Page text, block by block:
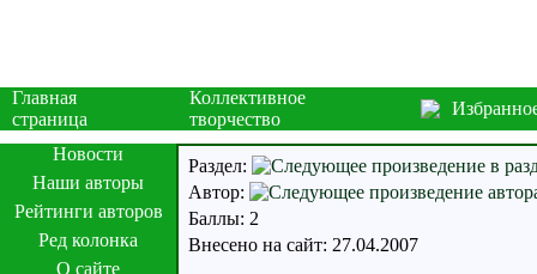
Главная
страница
Коллективное
творчество
Новости
Наши авторы
Рейтинги авторов
Ред колонка
О сайте
Раздел:
Автор:
Баллы: 2
Внесено на сайт: 27.04.2007